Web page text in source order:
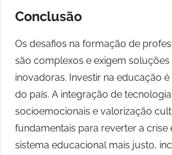
Conclusão
Os desafios na formação de
são complexos e exigem
inovadoras. Investir na educação
do país. A integração de
socioemocionais e valorização
fundamentais para reverter a crise
sistema educacional mais justo,